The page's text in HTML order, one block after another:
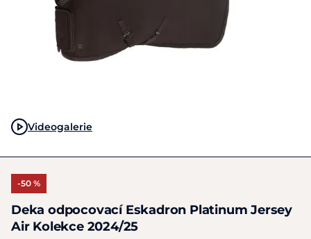
Videogalerie
-50 %
Deka odpocovací Eskadron Platinum Jersey
Air Kolekce 2024/25